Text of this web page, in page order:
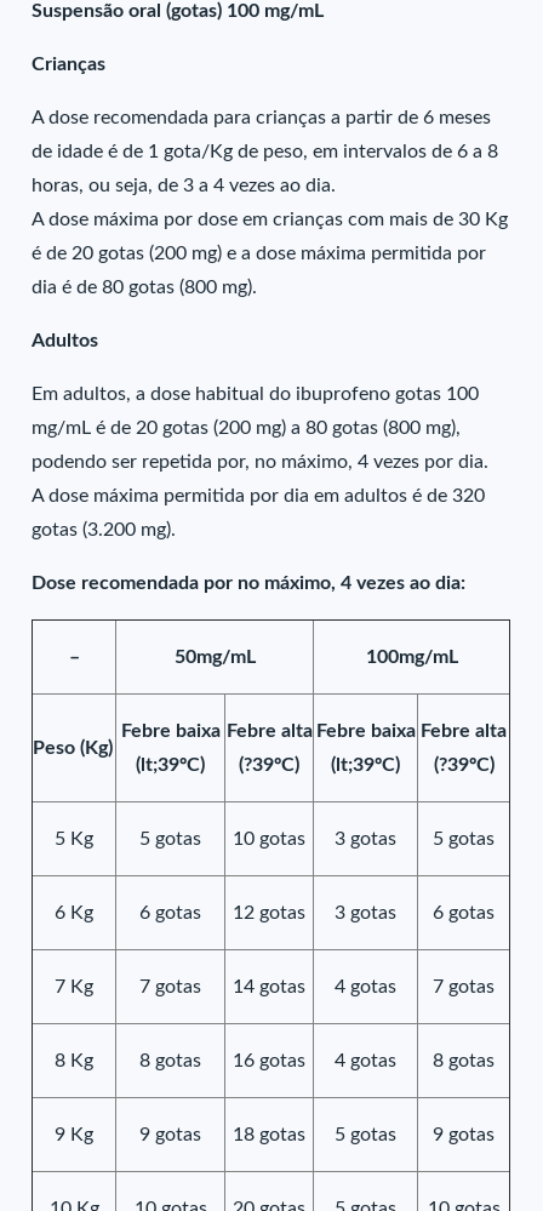
Suspensão oral (gotas) 100 mg/mL
Crianças
A dose recomendada para crianças a partir de 6 meses
de idade é de 1 gota/Kg de peso, em intervalos de 6 a 8
horas, ou seja, de 3 a 4 vezes ao dia.
A dose máxima por dose em crianças com mais de 30 Kg
é de 20 gotas (200 mg) e a dose máxima permitida por
dia é de 80 gotas (800 mg).
Adultos
Em adultos, a dose habitual do ibuprofeno gotas 100
mg/mL é de 20 gotas (200 mg) a 80 gotas (800 mg),
podendo ser repetida por, no máximo, 4 vezes por dia.
A dose máxima permitida por dia em adultos é de 320
gotas (3.200 mg).
Dose recomendada por no máximo, 4 vezes ao dia:
– 50mg/mL 100mg/mL
Peso (Kg)
Febre baixa
(lt;39ºC)
Febre alta
(?39ºC)
Febre baixa
(lt;39ºC)
Febre alta
(?39ºC)
5 Kg 5 gotas 10 gotas 3 gotas 5 gotas
6 Kg 6 gotas 12 gotas 3 gotas 6 gotas
7 Kg 7 gotas 14 gotas 4 gotas 7 gotas
8 Kg 8 gotas 16 gotas 4 gotas 8 gotas
9 Kg 9 gotas 18 gotas 5 gotas 9 gotas